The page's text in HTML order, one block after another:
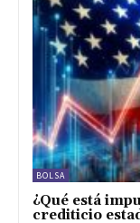
BOLSA
¿Qué está
crediticio